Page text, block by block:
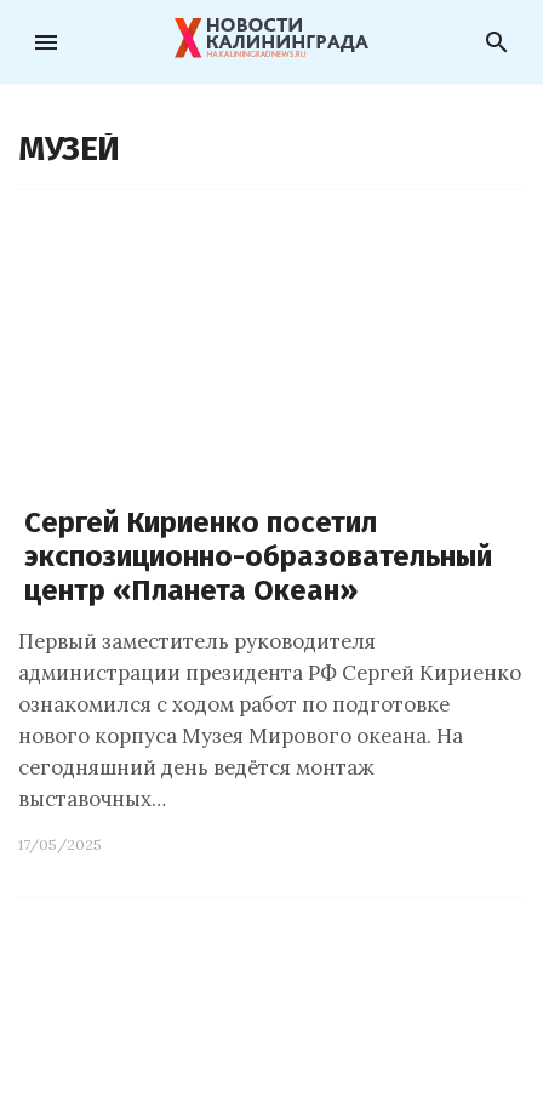
menu search
МУЗЕЙ
Сергей Кириенко посетил
экспозиционно-образовательный
центр «Планета Океан»
Первый заместитель руководителя
администрации президента РФ Сергей Кириенко
ознакомился с ходом работ по подготовке
нового корпуса Музея Мирового океана. На
сегодняшний день ведётся монтаж
выставочных…
17/05/2025